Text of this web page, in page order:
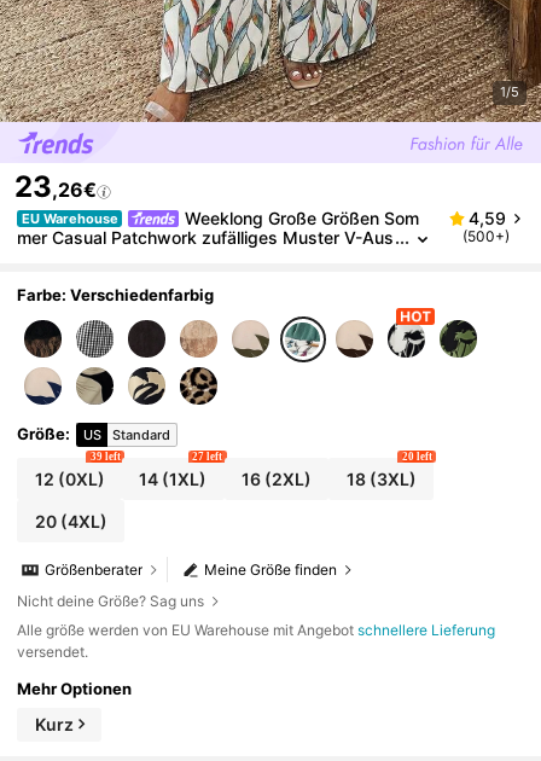
1/5
23,26€
EU Warehouse
Weeklong Große Größen Som
mer Casual Patchwork zufälliges Muster V-Aus
4,59
(500+)
Farbe: Verschiedenfarbig
Größe: US Standard
12 (0XL)
39 left
14 (1XL)
27 left
16(2XL) 18(3XL)
20 left
20(4XL)
Meine Größe finden
Größenberater
Nicht deine Größe? Sag uns
Alle größe werden von EU Warehouse mit Angebotschnellere Lieferung
versendet.
Mehr Optionen
Kurz